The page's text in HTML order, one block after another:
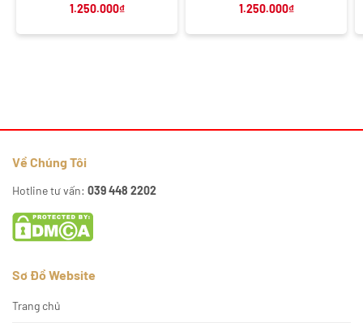
1.250.000₫ 1.250.000₫
Về Chúng Tôi
Hotline tư vấn: 039 448 2202
Sơ Đồ Website
Trang chủ